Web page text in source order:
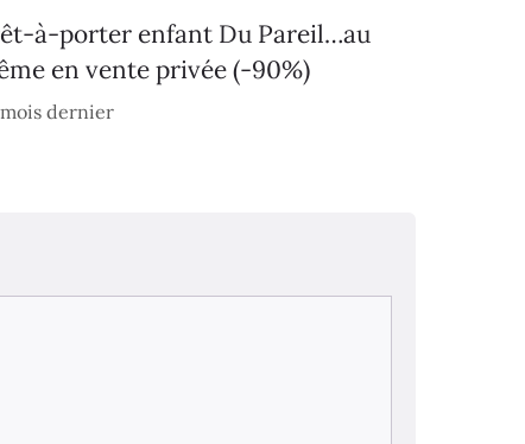
à-porter enfant Du Pareil…au
en vente privée (-90%)
dernier